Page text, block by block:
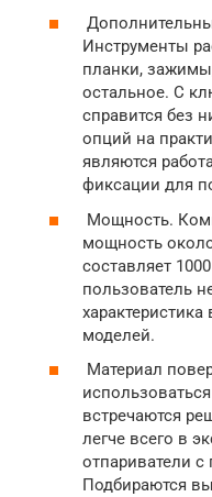
Инструменты
планки,
остальное. С
справится без
опций на
являются
фиксации для
Мощность.
мощность
составляет
пользователь
моделей.
Материал
встречаются
легче всего в
отпариватели
Подбираются